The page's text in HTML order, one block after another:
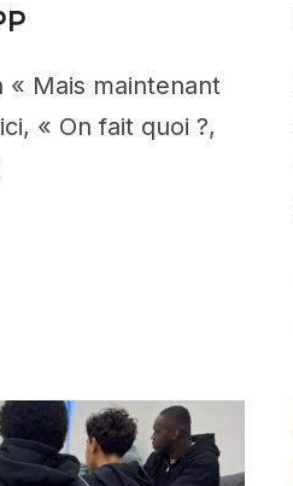
« Mais maintenant
« On fait quoi ?,